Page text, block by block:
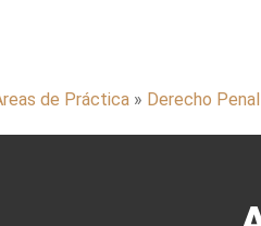
de Práctica » Derecho Penal